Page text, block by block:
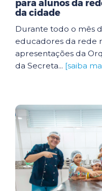
para alunos da
da cidade
Durante todo o mês
educadores da rede
apresentações da
da Secreta... [saiba